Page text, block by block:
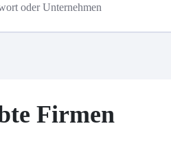
Firmen